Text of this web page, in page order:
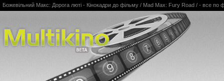
Multikino
Божевільний Макс: Дорога люті - Кінокадри до фільму / Mad Max: Fury Road / - все по